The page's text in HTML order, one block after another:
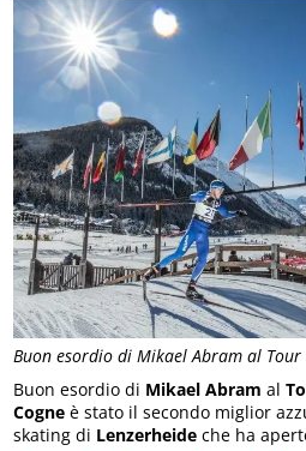
Buon esordio di Mikael Abram al Tour
Buon esordio di Mikael Abram al
Cogne è stato il secondo miglior
skating di Lenzerheide che ha